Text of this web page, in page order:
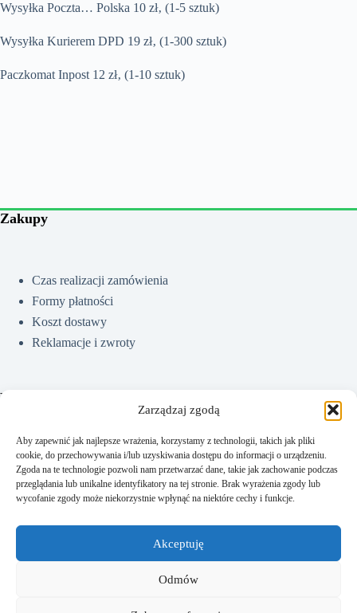
Zarządzaj zgodą
Aby zapewnić jak najlepsze wrażenia, korzystamy z technologii, takich jak pliki
cookie, do przechowywania i/lub uzyskiwania dostępu do informacji o urządzeniu.
Zgoda na te technologie pozwoli nam przetwarzać dane, takie jak zachowanie podczas
przeglądania lub unikalne identyfikatory na tej stronie. Brak wyrażenia zgody lub
wycofanie zgody może niekorzystnie wpłynąć na niektóre cechy i funkcje.
Akceptuję
Odmów
Wysyłka Poczta… Polska 10 zł‚ (1-5 sztuk)
Wysyłka Kurierem DPD 19 zł‚ (1-300 sztuk)
Paczkomat Inpost 12 zł‚ (1-10 sztuk)
Zakupy
Czas realizacji zamówienia
Formy płatności
Koszt dostawy
Reklamacje i zwroty
Pomoc
Jak kupować?
Częste pytania
Polityka prywatności